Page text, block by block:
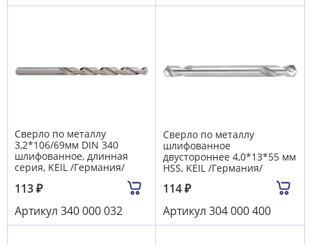
Сверло по металлу
3,2*106/69мм DIN 340
шлифованное, длинная
серия, KEIL /Германия/
113₽
Артикул 340 000 032
Сверло по металлу
шлифованное
двустороннее 4,0*13*55 мм
HSS, KEIL /Германия/
114₽
Артикул 304 000 400